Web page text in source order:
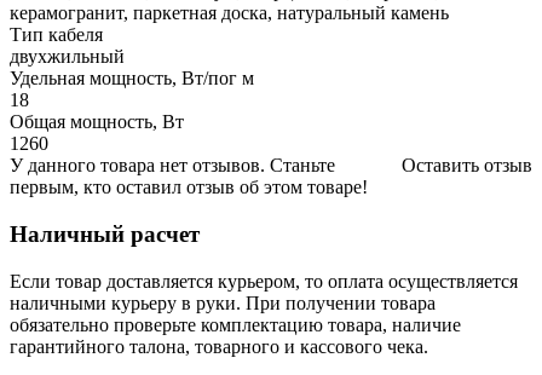
керамогранит, паркетная доска, натуральный камень
Тип кабеля
двухжильный
Удельная мощность, Вт/пог м
18
Общая мощность, Вт
1260
Оставить отзыв
У данного товара нет отзывов. Станьте
первым, кто оставил отзыв об этом товаре!
Наличный расчет
Если товар доставляется курьером, то оплата осуществляется
наличными курьеру в руки. При получении товара
обязательно проверьте комплектацию товара, наличие
гарантийного талона, товарного и кассового чека.